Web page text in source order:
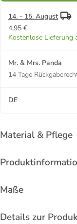
14. - 15. August
4,95 €
Kostenlose Lieferung
Mr. & Mrs. Panda
14 Tage
DE
Material & Pflege
Maße
Details zur